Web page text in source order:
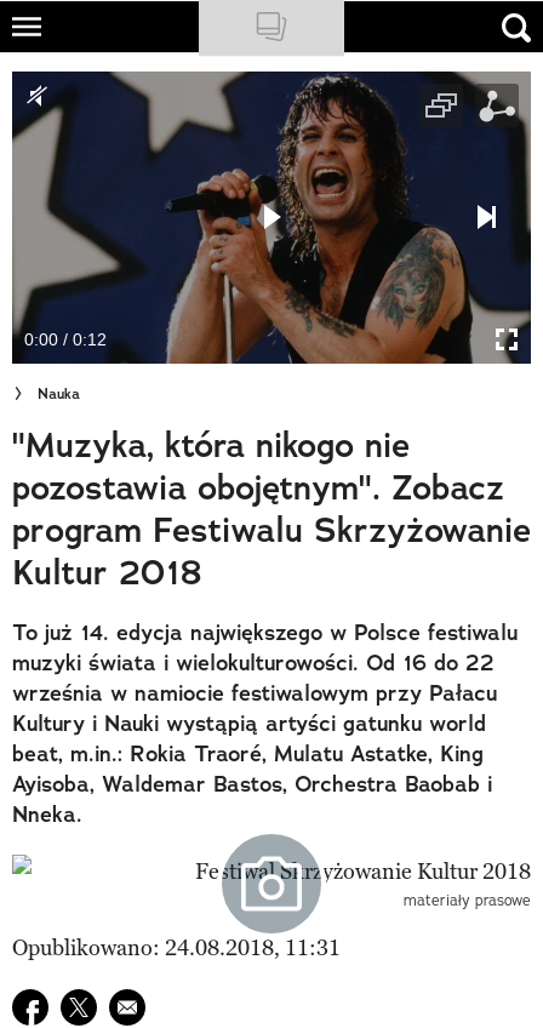
Skip
main
content
NATIONAL GEOGRAPHIC
TRAVELER
PODCASTY
Newsletter
Cuda Polski
Wielki Konkurs Fotograficzny
Trendbook Podróżniczy
Polecane
0:00 / 0:12
Nauka
"Muzyka, która nikogo nie
pozostawia obojętnym". Zobacz
program Festiwalu Skrzyżowanie
Kultur 2018
To już 14. edycja największego w Polsce festiwalu
muzyki świata i wielokulturowości. Od 16 do 22
września w namiocie festiwalowym przy Pałacu
Kultury i Nauki wystąpią artyści gatunku world
beat, m.in.: Rokia Traoré, Mulatu Astatke, King
Ayisoba, Waldemar Bastos, Orchestra Baobab i
Nneka.
materiały prasowe
Opublikowano: 24.08.2018, 11:31
Udostępnij na facebook
Udostępnij na twitter
E-mail do przyjaciela